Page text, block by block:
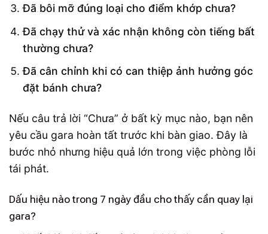
Đã bôi mỡ đúng loại cho điểm khớp chưa?
Đã chạy thử và xác nhận không còn tiếng bất
thường chưa?
Đã cân chỉnh khi có can thiệp ảnh hưởng góc
đặt bánh chưa?
Nếu câu trả lời “Chưa” ở bất kỳ mục nào, bạn nên
yêu cầu gara hoàn tất trước khi bàn giao. Đây là
bước nhỏ nhưng hiệu quả lớn trong việc phòng lỗi
tái phát.
Dấu hiệu nào trong 7 ngày đầu cho thấy cần quay lại
gara?